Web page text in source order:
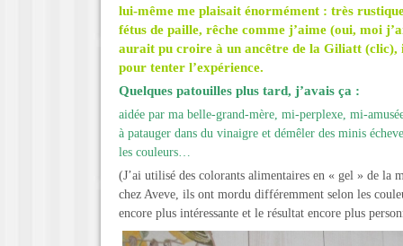
lui-même me plaisait énormément : très
fétus de paille, rêche comme j’aime (oui, moi
aurait pu croire à un ancêtre de la Giliatt (clic),
pour tenter l’expérience.
Quelques patouilles plus tard, j’avais ça :
aidée par ma belle-grand-mère, mi-perplexe, mi-
à patauger dans du vinaigre et démêler des minis
les couleurs…
(J’ai utilisé des colorants alimentaires en « gel » de la
chez Aveve, ils ont mordu différemment selon les
encore plus intéressante et le résultat encore plus